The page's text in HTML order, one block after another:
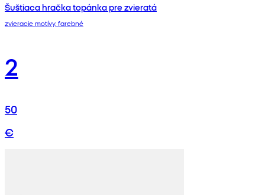
Šuštiaca hračka topánka pre zvieratá
zvieracie motívy, farebné
2
50
€